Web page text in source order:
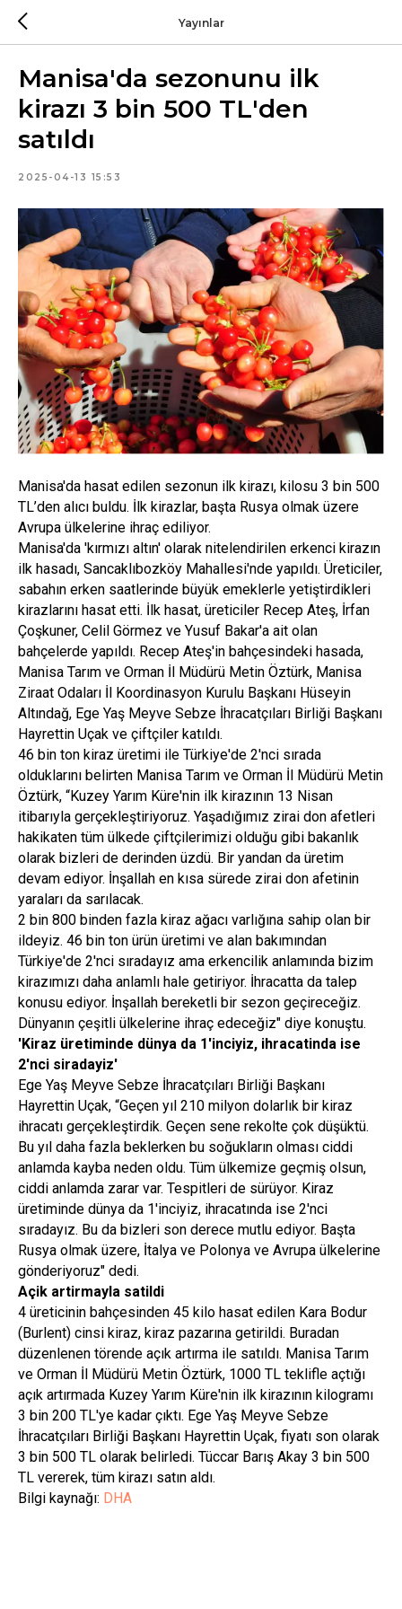
Yayınlar
Manisa'da sezonunu ilk
kirazı 3 bin 500 TL'den
satıldı
2025-04-13 15:53
Manisa'da hasat edilen sezonun ilk kirazı, kilosu 3 bin 500
TL’den alıcı buldu. İlk kirazlar, başta Rusya olmak üzere
Avrupa ülkelerine ihraç ediliyor.
Manisa'da 'kırmızı altın' olarak nitelendirilen erkenci kirazın
ilk hasadı, Sancaklıbozköy Mahallesi'nde yapıldı. Üreticiler,
sabahın erken saatlerinde büyük emeklerle yetiştirdikleri
kirazlarını hasat etti. İlk hasat, üreticiler Recep Ateş, İrfan
Çoşkuner, Celil Görmez ve Yusuf Bakar'a ait olan
bahçelerde yapıldı. Recep Ateş'in bahçesindeki hasada,
Manisa Tarım ve Orman İl Müdürü Metin Öztürk, Manisa
Ziraat Odaları İl Koordinasyon Kurulu Başkanı Hüseyin
Altındağ, Ege Yaş Meyve Sebze İhracatçıları Birliği Başkanı
Hayrettin Uçak ve çiftçiler katıldı.
46 bin ton kiraz üretimi ile Türkiye'de 2'nci sırada
olduklarını belirten Manisa Tarım ve Orman İl Müdürü Metin
Öztürk, “Kuzey Yarım Küre'nin ilk kirazının 13 Nisan
itibarıyla gerçekleştiriyoruz. Yaşadığımız zirai don afetleri
hakikaten tüm ülkede çiftçilerimizi olduğu gibi bakanlık
olarak bizleri de derinden üzdü. Bir yandan da üretim
devam ediyor. İnşallah en kısa sürede zirai don afetinin
yaraları da sarılacak.
2 bin 800 binden fazla kiraz ağacı varlığına sahip olan bir
ildeyiz. 46 bin ton ürün üretimi ve alan bakımından
Türkiye'de 2'nci sıradayız ama erkencilik anlamında bizim
kirazımızı daha anlamlı hale getiriyor. İhracatta da talep
konusu ediyor. İnşallah bereketli bir sezon geçireceğiz.
Dünyanın çeşitli ülkelerine ihraç edeceğiz" diye konuştu.
'Kiraz üretiminde dünya da 1'inciyiz, ihracatinda ise
2'nci siradayiz'
Ege Yaş Meyve Sebze İhracatçıları Birliği Başkanı
Hayrettin Uçak, “Geçen yıl 210 milyon dolarlık bir kiraz
ihracatı gerçekleştirdik. Geçen sene rekolte çok düşüktü.
Bu yıl daha fazla beklerken bu soğukların olması ciddi
anlamda kayba neden oldu. Tüm ülkemize geçmiş olsun,
ciddi anlamda zarar var. Tespitleri de sürüyor. Kiraz
üretiminde dünya da 1'inciyiz, ihracatında ise 2'nci
sıradayız. Bu da bizleri son derece mutlu ediyor. Başta
Rusya olmak üzere, İtalya ve Polonya ve Avrupa ülkelerine
gönderiyoruz" dedi.
Açik artirmayla satildi
4 üreticinin bahçesinden 45 kilo hasat edilen Kara Bodur
(Burlent) cinsi kiraz, kiraz pazarına getirildi. Buradan
düzenlenen törende açık artırma ile satıldı. Manisa Tarım
ve Orman İl Müdürü Metin Öztürk, 1000 TL teklifle açtığı
açık artırmada Kuzey Yarım Küre'nin ilk kirazının kilogramı
3 bin 200 TL'ye kadar çıktı. Ege Yaş Meyve Sebze
İhracatçıları Birliği Başkanı Hayrettin Uçak, fiyatı son olarak
3 bin 500 TL olarak belirledi. Tüccar Barış Akay 3 bin 500
TL vererek, tüm kirazı satın aldı.
Bilgi kaynağı: DHA